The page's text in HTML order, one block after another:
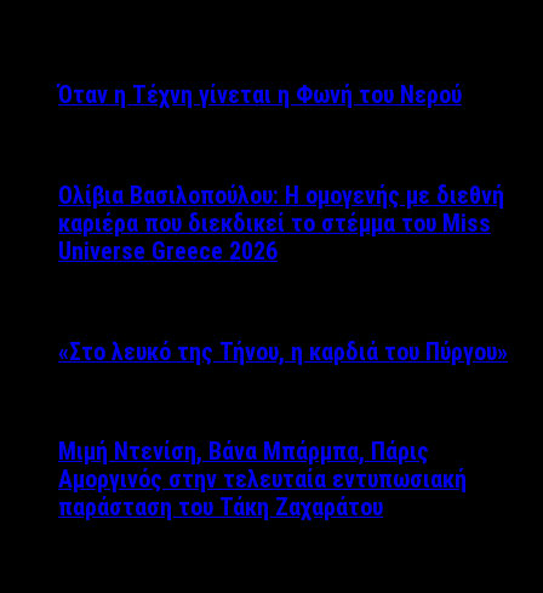
Όταν η Τέχνη γίνεται η Φωνή του Νερού
Ολίβια Βασιλοπούλου: Η ομογενής με διεθνή
καριέρα που διεκδικεί το στέμμα του Miss
Universe Greece 2026
«Στο λευκό της Τήνου, η καρδιά του Πύργου»
Μιμή Ντενίση, Βάνα Μπάρμπα, Πάρις
Αμοργινός στην τελευταία εντυπωσιακή
παράσταση του Τάκη Ζαχαράτου